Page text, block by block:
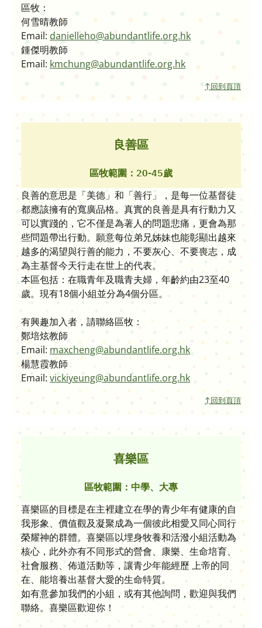
區牧：
何雪晴教師
Email: danielleho@abundantlife.org.hk
鍾傑明教師
Email: kmchung@abundantlife.org.hk
↑回到頁頂
良善區
區牧範圍：20-45歲
良善的意思是「美德」和「善行」，是每一位基督徒
都應該擁有的寬廣品格。真實的良善是具有行動力又
可以實踐的，它不僅是為著人的問題悲痛，更會為那
些問題帶出行動。願意每位弟兄姊妹也能彰顯出越來
越多的渴望與行善的能力，不要灰心、不要喪志，成
為主基督今天行走在世上的代表。
本區包括：在職青年及職青夫婦，年齡約由23至40
歲。現有18個小組並分為4個分區。
有興趣加入者，請聯絡區牧：
鄭培炫教師
Email: maxcheng@abundantlife.org.hk
楊慧霞教師
Email: vickiyeung@abundantlife.org.hk
↑回到頁頂
喜樂區
區牧範圍：中學、大專
喜樂區的目標是在主裡建立在學的青少年有健康的自
我形象、價值觀及凝聚成為一個彼此相愛又同心同行
榮耀神的群體。喜樂區以埋身牧養和活潑小組活動為
核心，此外亦有不同形式的營會、康樂、生命培育、
社會服務、佈道活動等，讓青少年能經歷 上帝的同
在、能培養出基督大愛的生命特質。
如有意參加我們的小組，或有其他詢問，歡迎與我們
聯絡。喜樂區歡迎你！